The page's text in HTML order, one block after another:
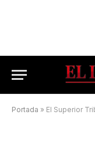
Portada » El Superior